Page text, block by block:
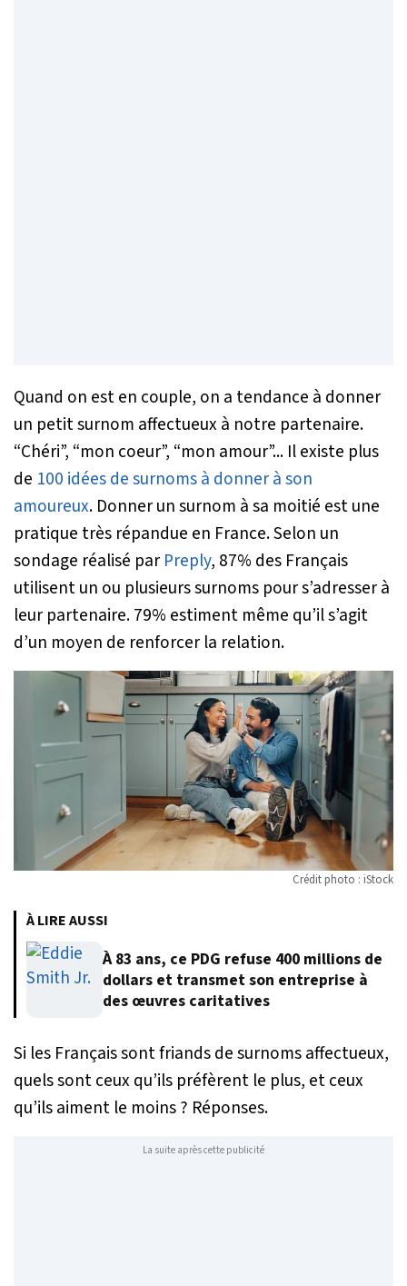
Quand on est en couple, on a tendance à donner
un petit surnom affectueux à notre partenaire.
“Chéri”, “mon coeur”, “mon amour”... Il existe plus
de 100 idées de surnoms à donner à son
amoureux. Donner un surnom à sa moitié est une
pratique très répandue en France. Selon un
sondage réalisé par Preply, 87% des Français
utilisent un ou plusieurs surnoms pour s’adresser à
leur partenaire. 79% estiment même qu’il s’agit
d’un moyen de renforcer la relation.
Crédit photo : iStock
À LIRE AUSSI
À 83 ans, ce PDG refuse 400 millions de
dollars et transmet son entreprise à
des œuvres caritatives
Si les Français sont friands de surnoms affectueux,
quels sont ceux qu’ils préfèrent le plus, et ceux
qu’ils aiment le moins ? Réponses.
La suite après cette publicité